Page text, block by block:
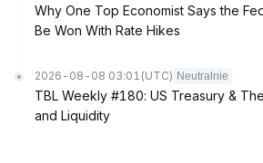
Why One Top Economist Says the
Be Won With Rate Hikes
2026-08-08 03:01 (UTC) Neutralnie
TBL Weekly #180: US Treasury &
and Liquidity